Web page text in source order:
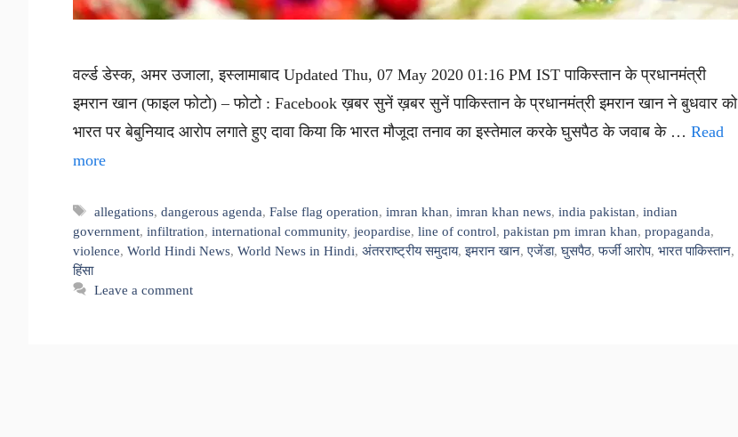
वर्ल्ड डेस्क, अमर उजाला, इस्लामाबाद Updated Thu, 07 May 2020 01:16 PM IST पाकिस्तान के प्रधानमंत्री
इमरान खान (फाइल फोटो) – फोटो : Facebook ख़बर सुनें ख़बर सुनें पाकिस्तान के प्रधानमंत्री इमरान खान ने बुधवार को
भारत पर बेबुनियाद आरोप लगाते हुए दावा किया कि भारत मौजूदा तनाव का इस्तेमाल करके घुसपैठ के जवाब के … Read
more
Tags
allegations,dangerous agenda,False flag operation,imran khan,imran khan news,india pakistan,indian
government, infiltration, international community, jeopardise, line of control, pakistan pm imran khan, propaganda,
violence, World Hindi News, World News in Hindi, अंतरराष्ट्रीय समुदाय,इमरान खान,एजेंडा,घुसपैठ,फर्जी आरोप, भारत पाकिस्तान,
हिंसा
Leave a comment